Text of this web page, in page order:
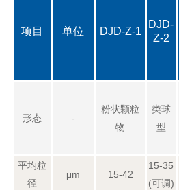
项目 单位 DJD-Z-1
DJD-
Z-2
形态 -
粉状颗粒
物
类球
型
平均粒
径
μm 15-42
15-35
(可调)